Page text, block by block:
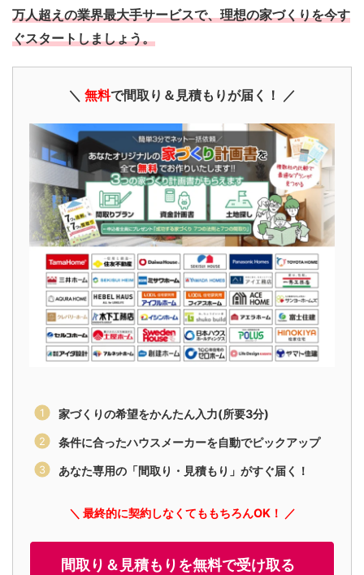
万人超えの業界最大手サービスで、理想の家づくりを今す
ぐスタートしましょう。
＼ 無料で間取り＆見積もりが届く！ ／
家づくりの希望をかんたん入力(所要3分)
条件に合ったハウスメーカーを自動でピックアップ
あなた専用の「間取り・見積もり」がすぐ届く！
＼ 最終的に契約しなくてももちろんOK！ ／
間取り＆見積もりを無料で受け取る